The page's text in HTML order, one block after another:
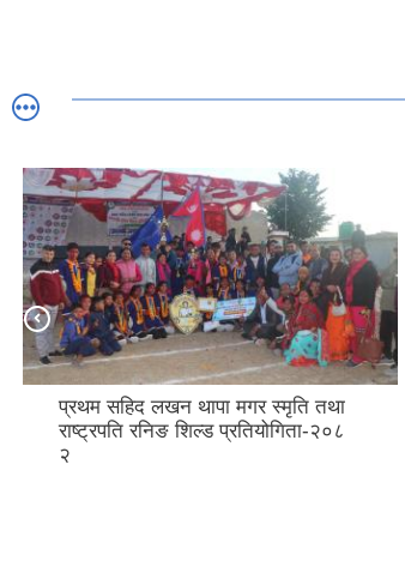
आ.व. २०८२।८३ को बजेट खर्च गर्ने
अक्तियारी हस्तान्तरण।